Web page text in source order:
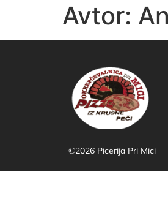
Avtor:
©2026 Picerija Pri Mici